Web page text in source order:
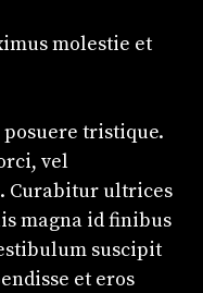
molestie et
tristique.
vel
Curabitur ultrices
magna id finibus
suscipit
et eros